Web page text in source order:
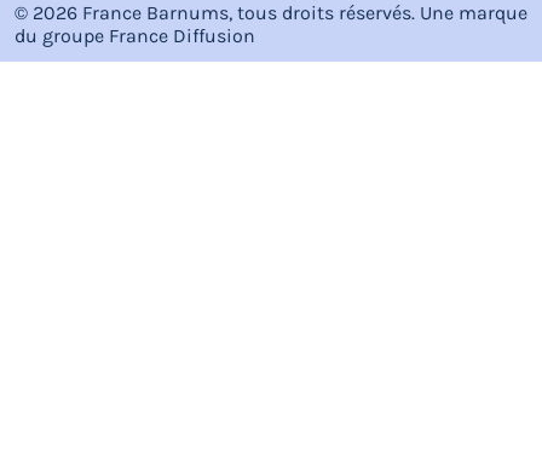
© 2026 France Barnums, tous droits réservés. Une marque
du groupe France Diffusion